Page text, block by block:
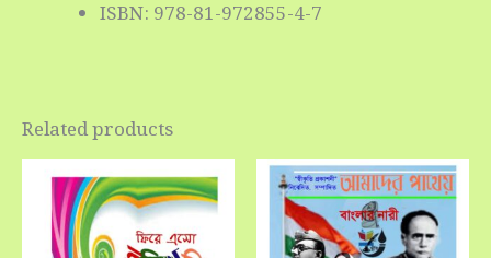
ISBN: 978-81-972855-4-7
Related products